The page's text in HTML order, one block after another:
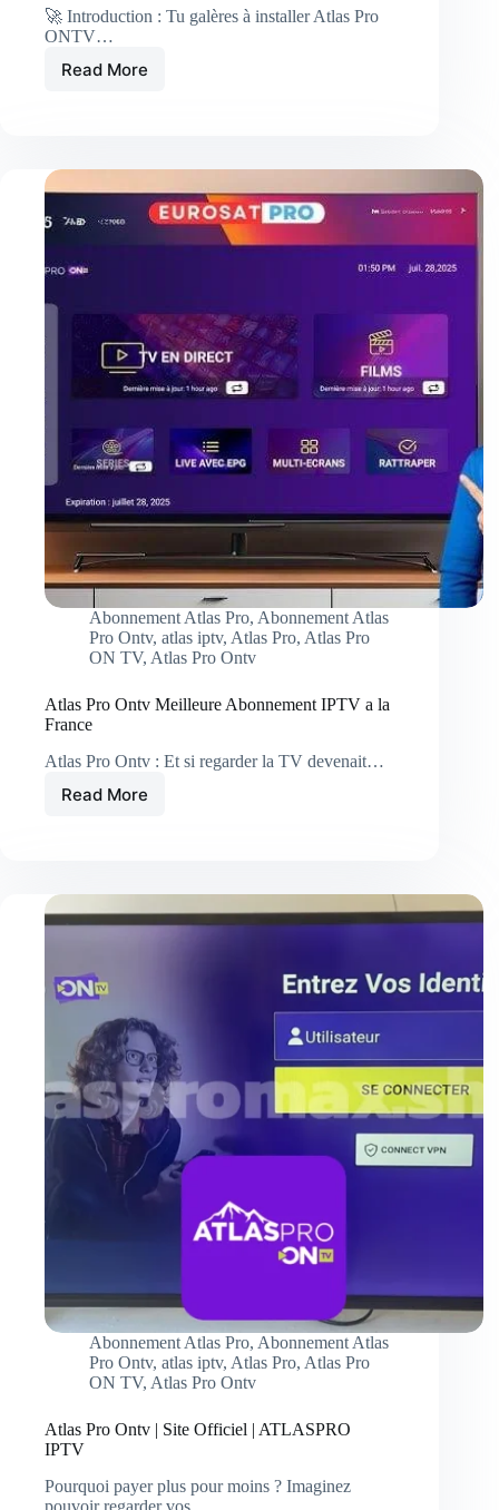
🚀 Introduction : Tu galères à installer Atlas Pro
ONTV…
Read More
🔥
TV
Abonnement Atlas Pro, Abonnement Atlas
Pro Ontv, atlas iptv, Atlas Pro, Atlas Pro
ON TV, Atlas Pro Ontv
Atlas Pro Ontv Meilleure Abonnement IPTV a la
France
Atlas Pro Ontv : Et si regarder la TV devenait…
Read More
Atlas
IPTV
a
Abonnement Atlas Pro, Abonnement Atlas
Pro Ontv, atlas iptv, Atlas Pro, Atlas Pro
ON TV, Atlas Pro Ontv
Atlas Pro Ontv | Site Officiel | ATLASPRO
IPTV
Pourquoi payer plus pour moins ? Imaginez